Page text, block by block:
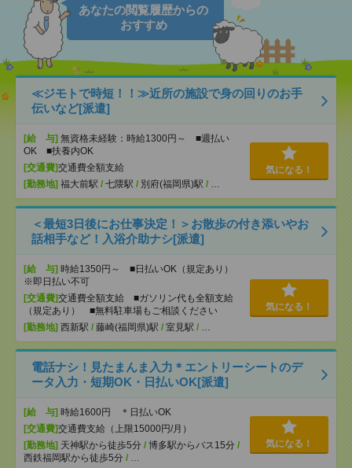
あなたの閲覧履歴からの
おすすめ
≪ジモトで時短！！≫近所の施設で身の回りのお手
伝いなど[派遣]
[給 与] 無資格未経験：時給1300円～ ■週払い
OK ■扶養内OK
[交通費]交通費全額支給
[勤務地] 福大前駅 / 七隈駅 / 別府(福岡県)駅 / …
気になる！
＜最短3日後にお仕事決定！＞お散歩の付き添いやお
話相手など！入浴介助ナシ[派遣]
[給 与] 時給1350円～ ■日払いOK（規定あり）
※即日払い不可
[交通費]交通費全額支給 ■ガソリン代も全額支給
（規定あり） ■無料駐車場もご相談ください
[勤務地] 西新駅 / 藤崎(福岡県)駅 / 室見駅 / …
気になる！
電話ナシ！見たまんま入力＊エントリーシートのデ
ータ入力・短期OK・日払いOK[派遣]
[給 与] 時給1600円 ＊日払いOK
[交通費]交通費支給（上限15000円/月）
[勤務地] 天神駅から徒歩5分 / 博多駅からバス15分 /
西鉄福岡駅から徒歩5分 / …
気になる！